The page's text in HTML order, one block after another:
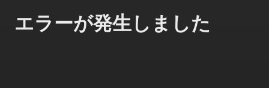
エラーが発生しました